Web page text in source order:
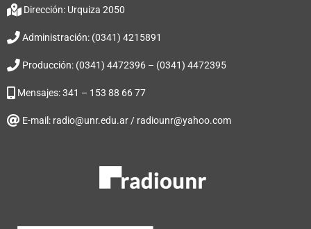
Dirección: Urquiza 2050
Administración: (0341) 4215891
Producción: (0341) 4472396 – (0341) 4472395
Mensajes: 341 – 153 88 66 77
E-mail: radio@unr.edu.ar / radiounr@yahoo.com